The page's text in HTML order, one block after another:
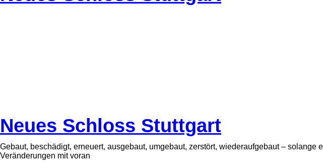
Neues Schloss Stuttgart
Gebaut, beschädigt, erneuert, ausgebaut, umgebaut, zerstört, wiederaufgebaut –
Veränderungen mit voran